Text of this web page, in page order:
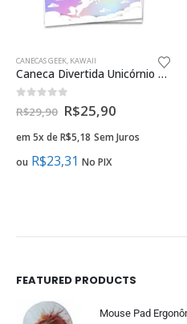
CANECAS GEEK, KAWAII
Caneca Divertida Unicórnio Nuvens Presente Geek
fora de 5
R$29,90 R$25,90
em 5x deR$5,18 Sem Juros
ou R$23,31 No PIX
FEATURED PRODUCTS